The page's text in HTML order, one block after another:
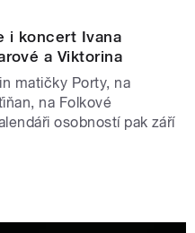
i koncert Ivana
a Viktorina
matičky Porty, na
na Folkové
osobností pak září